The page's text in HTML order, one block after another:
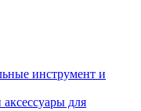
инструмент и
для